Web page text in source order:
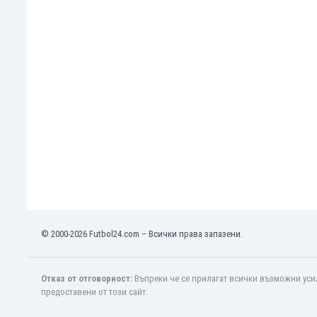
Ливан
Люксембург
© 2000-2026 Futbol24.com – Всички права запазени.
Отказ от отговорност: Въпреки че се прилагат всички възможни
предоставени от този сайт.